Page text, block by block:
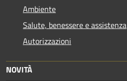
Ambiente
Salute, benessere e assistenza
Autorizzazioni
NOVITÀ